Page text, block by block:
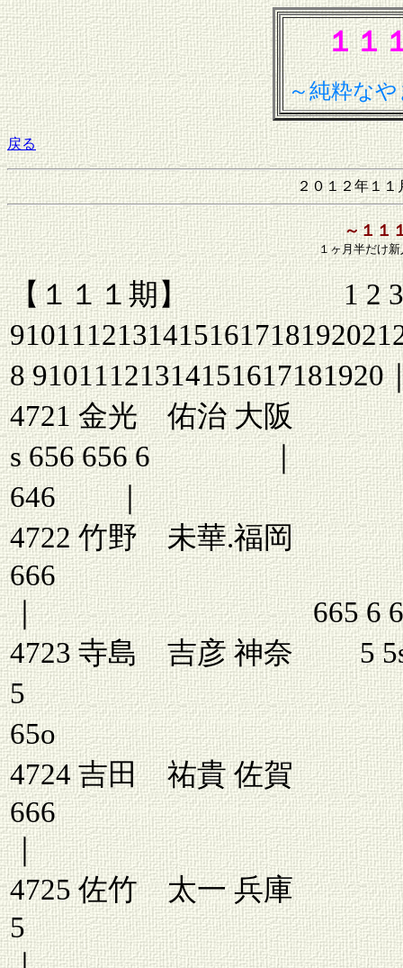
１１
～純粋な
戻る
２０１２年１
～１１
１ヶ月半だけ
【１１１期】 1 2 3 4
8 91011121314151617181920
4721 金
s 656 656
646 ｜
4722 竹野 未華.福
｜ 665 6
4723 寺島 吉彦 神奈 5
5 ｜
65o
4724 吉田 祐貴
｜ s66
4725 佐竹 太一 兵